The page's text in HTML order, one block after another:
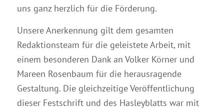
uns ganz herzlich für die Förderung.
Unsere Anerkennung gilt dem gesamten
Redaktionsteam für die geleistete Arbeit, mit
einem besonderen Dank an Volker Körner und
Mareen Rosenbaum für die herausragende
Gestaltung. Die gleichzeitige Veröffentlichung
dieser Festschrift und des Hasleyblatts war mit